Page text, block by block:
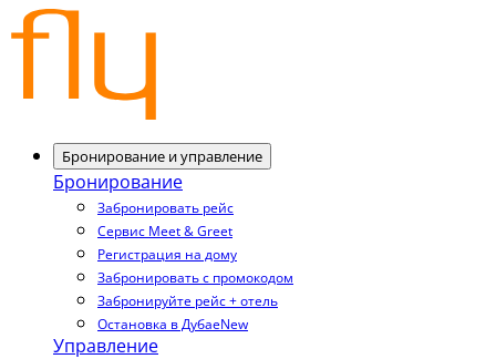
Бронирование и управление
Бронирование
Забронировать рейс
Сервис Meet & Greet
Регистрация на дому
Забронировать с промокодом
Забронируйте рейс + отель
Остановка в ДубаеNew
Управление